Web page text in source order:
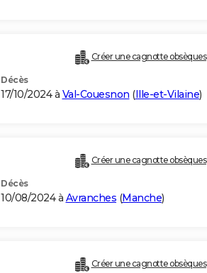
Créer une cagnotte obsèques
Décès
17/10/2024 à Val-Couesnon (Ille-et-Vilaine)
Créer une cagnotte obsèques
Décès
10/08/2024 à Avranches (Manche)
Créer une cagnotte obsèques